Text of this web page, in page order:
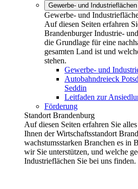
Gewerbe- und Industrieflächen
Gewerbe- und
Auf diesen Seiten erfahren
Brandenburger Industrie-
die Grundlage für eine
gesamten Land ist und
stehen.
Gewerbe- und
Autobahndreieck
Seddin
Leitfaden zur
Förderung
Standort Brandenburg
Auf diesen Seiten erfahren Sie
Ihnen der Wirtschaftsstandort
wachstumsstarken Branchen es in
wir Sie unterstützen, und welche
Industrieflächen Sie bei uns finden.